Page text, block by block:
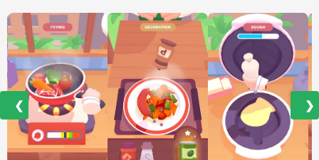
❮ ❯